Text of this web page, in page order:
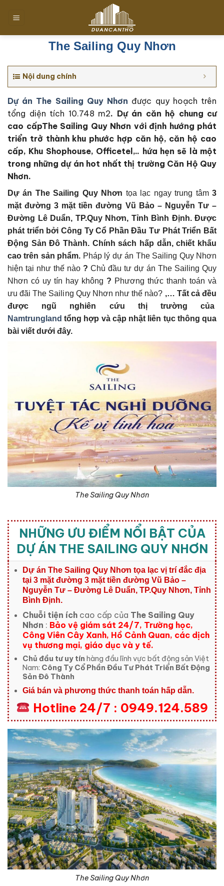
đến
The Sailing Quy Nhơn
Nội dung chính
Dự án The Sailing Quy Nhơn được quy hoạch trên
tổng diện tích 10.748 m2. Dự án căn hộ chung cư
cao cấpThe Sailing Quy Nhơn với định hướng phát
triển trở thành khu phước hợp căn hộ, căn hộ cao
cấp, Khu Shophouse, Officetel,.. hứa hẹn sẽ là một
trong những dự án hot nhất thị trường Căn Hộ Quy
Nhơn.
Dự án The Sailing Quy Nhơn tọa lạc ngay trung tâm3
mặt đường 3 mặt tiền đường Vũ Bảo – Nguyễn Tư –
Đường Lê Duẩn, TP.Quy Nhơn, Tỉnh Bình Định. Được
phát triển bởi Công Ty Cổ Phần Đầu Tư Phát Triển Bất
Động Sản Đô Thành. Chính sách hấp dẫn, chiết khấu
cao trên sản phẩm. Pháp lý dự án The Sailing Quy Nhơn
hiện tại như thế nào ? Chủ đầu tư dự án The Sailing Quy
Nhơn có uy tín hay không ? Phương thức thanh toán và
ưu đãi The Sailing Quy Nhơn như thế nào? ,… Tất cả đều
được ngũ nghiên cứu thị trường của
Namtrungland tổng hợp và cập nhật liên tục thông qua
bài viết dưới đây.
The Sailing Quy Nhơn
NHỮNG ƯU ĐIỂM NỔI BẬT CỦA
DỰ ÁN THE SAILING QUY NHƠN
Dự án The Sailing Quy Nhơn tọa lạc vị trí đắc địa
tại 3 mặt đường 3 mặt tiền đường Vũ Bảo –
Nguyễn Tư – Đường Lê Duẩn, TP.Quy Nhơn, Tỉnh
Bình Định.
Chuỗi tiện íchcao cấp của The Sailing Quy
Nhơn : Bảo vệ giám sát 24/7, Trường học,
Công Viên Cây Xanh, Hồ Cảnh Quan, các dịch
vụ thương mại, giáo dục và y tế.
Chủ đầu tư uy tín hàng đầu lĩnh vực bất động sản Việt
Nam: Công Ty Cổ Phần Đầu Tư Phát Triển Bất Động
Sản Đô Thành
Giá bán và phương thức thanh toán hấp dẫn.
Hotline 24/7 : 0949.124.589
The Sailing Quy Nhơn